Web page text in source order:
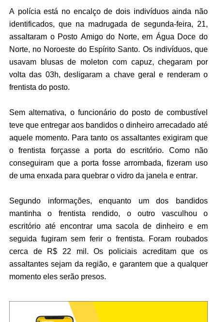
A polícia está no encalço de dois indivíduos ainda não
identificados, que na madrugada de segunda-feira, 21,
assaltaram o Posto Amigo do Norte, em Água Doce do
Norte, no Noroeste do Espírito Santo. Os indivíduos, que
usavam blusas de moleton com capuz, chegaram por
volta das 03h, desligaram a chave geral e renderam o
frentista do posto.
Sem alternativa, o funcionário do posto de combustível
teve que entregar aos bandidos o dinheiro arrecadado até
aquele momento. Para tanto os assaltantes exigiram que
o frentista forçasse a porta do escritório. Como não
conseguiram que a porta fosse arrombada, fizeram uso
de uma enxada para quebrar o vidro da janela e entrar.
Segundo informações, enquanto um dos bandidos
mantinha o frentista rendido, o outro vasculhou o
escritório até encontrar uma sacola de dinheiro e em
seguida fugiram sem ferir o frentista. Foram roubados
cerca de R$ 22 mil. Os policiais acreditam que os
assaltantes sejam da região, e garantem que a qualquer
momento eles serão presos.